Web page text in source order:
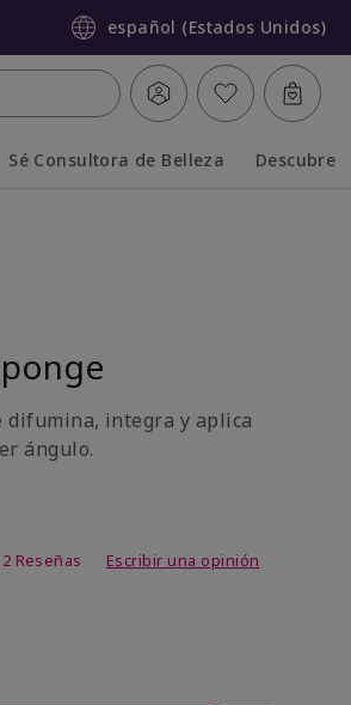
español (Estados Unidos)
Sé Consultora de Belleza Descubre
difumina, integra y aplica
ángulo.
2 Reseñas Escribir una opinión